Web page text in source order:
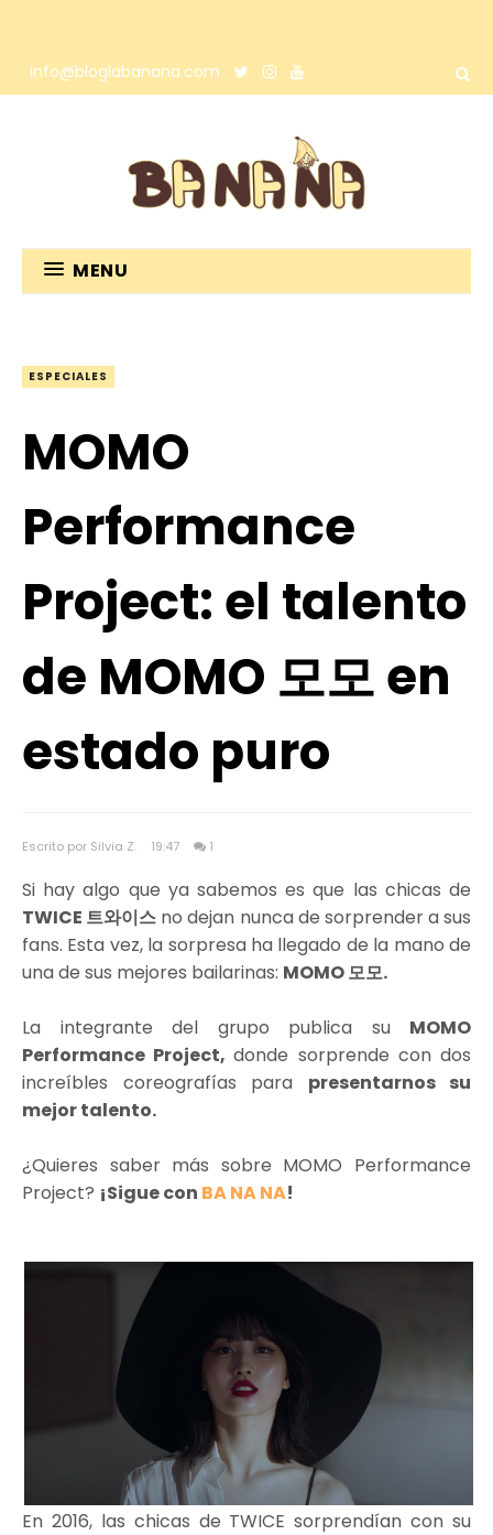
info@bloglabanana.com
MENU
ESPECIALES
MOMO
Performance
Project: el talento
de MOMO 모모 en
estado puro
Escrito por Silvia Z. 19:47 1
Si hay algo que ya sabemos es que las chicas de
TWICE 트와이스 no dejan nunca de sorprender a sus
fans. Esta vez, la sorpresa ha llegado de la mano de
una de sus mejores bailarinas: MOMO 모모.
La integrante del grupo publica su MOMO
Performance Project,donde sorprende con dos
increíbles coreografías para presentarnos su
mejor talento.
¿Quieres saber más sobre MOMO Performance
Project? ¡Sigue con BA NA NA!
En 2016, las chicas de TWICE sorprendían con su